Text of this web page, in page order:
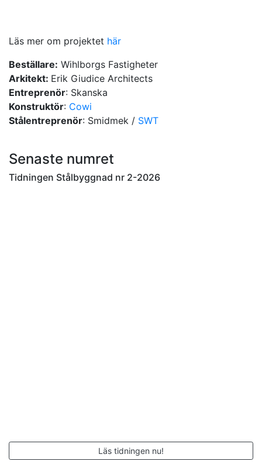
Läs mer om projektet här
Beställare: Wihlborgs Fastigheter
Arkitekt: Erik Giudice Architects
Entreprenör: Skanska
Konstruktör: Cowi
Stålentreprenör: Smidmek / SWT
Senaste numret
Tidningen Stålbyggnad nr 2-2026
Läs tidningen nu!